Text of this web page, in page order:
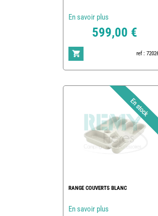
En savoir plus
599,00 €
ref :
RANGE COUVERTS BLANC
En savoir plus